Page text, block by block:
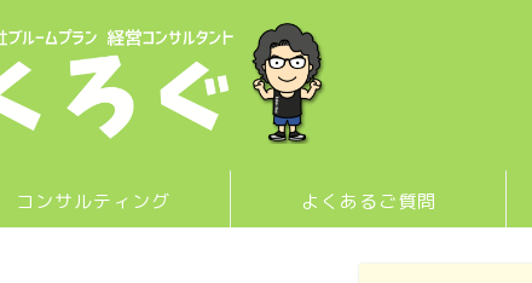
コンサルティング よくあるご質問